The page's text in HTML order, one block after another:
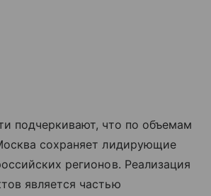
подчеркивают, что по объемам
сохраняет лидирующие
регионов. Реализация
является частью